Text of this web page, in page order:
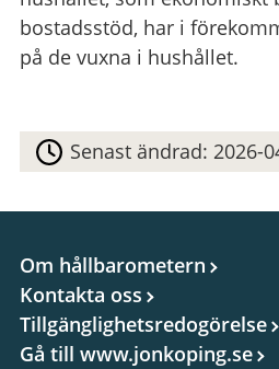
bostadsstöd, har i
på de vuxna i hushållet.
Senast ändrad:2026-
Om hållbarometern
Kontakta oss
Tillgänglighetsredogörelse
Gå till www.jonkoping.se